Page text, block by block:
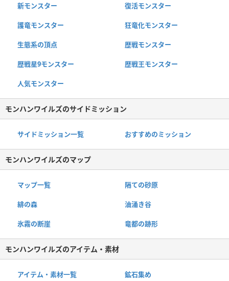
新モンスター 復活モンスター
護竜モンスター 狂竜化モンスター
生態系の頂点 歴戦モンスター
歴戦星9モンスター 歴戦王モンスター
人気モンスター
モンハンワイルズのサイドミッション
サイドミッション一覧 おすすめのミッション
モンハンワイルズのマップ
マップ一覧 隔ての砂原
緋の森 油涌き谷
氷霧の断崖 竜都の跡形
モンハンワイルズのアイテム・素材
アイテム・素材一覧 鉱石集め